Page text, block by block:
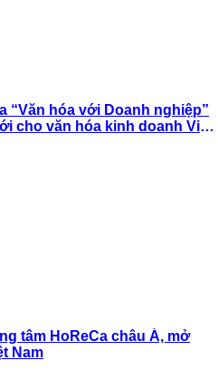
“Văn hóa với Doanh nghiệp”
cho văn hóa kinh doanh Việt
tâm HoReCa châu Á, mở
Nam